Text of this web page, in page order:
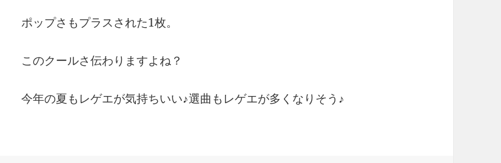
ポップさもプラスされた1枚。
このクールさ伝わりますよね？
今年の夏もレゲエが気持ちいい♪選曲もレゲエが多くなりそう♪